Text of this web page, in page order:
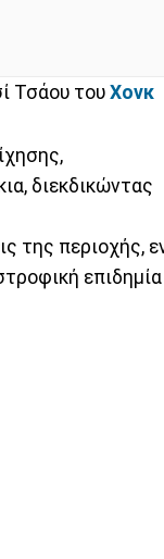
Τσάου του Χονκ
διεκδικώντας
της περιοχής,
επιδημία